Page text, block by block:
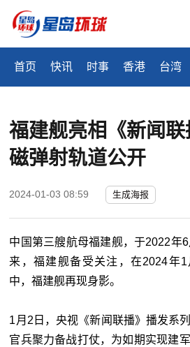
首页 快讯 时事 香港 台湾
福建舰亮相《新闻
磁弹射轨道公开
2024-01-03 08:59 生成海报
中国第三艘航母福建舰，于2022年
来，福建舰备受关注，在2024年1
中，福建舰再现身影。
1月2日，央视《新闻联播》播发系
官兵聚力备战打仗，为如期实现建